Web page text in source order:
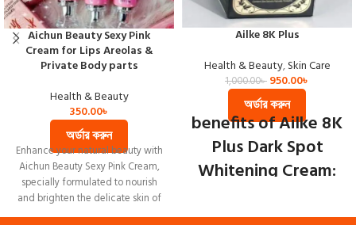
Aichun Beauty Sexy Pink
Cream for Lips Areolas &
Private Body parts
Health & Beauty
350.00৳
অর্ডার করুন
Enhance your natural beauty with
Aichun Beauty Sexy Pink Cream,
specially formulated to nourish
and brighten the delicate skin of
Ailke 8K Plus
Health & Beauty,Skin Care
1,000.00৳ 950.00৳
অর্ডার করুন
benefits ofAilke 8K
Plus Dark Spot
Whitening Cream:
Brightens skin tone.